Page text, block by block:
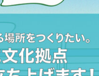
最新達成プロジェク